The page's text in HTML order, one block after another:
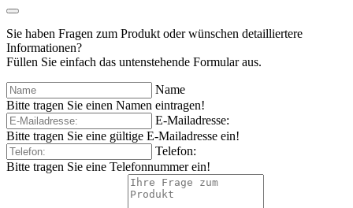
Sie haben Fragen zum Produkt oder wünschen detailliertere
Informationen?
Füllen Sie einfach das untenstehende Formular aus.
Name
Bitte tragen Sie einen Namen eintragen!
E-Mailadresse:
Bitte tragen Sie eine gültige E-Mailadresse ein!
Telefon:
Bitte tragen Sie eine Telefonnummer ein!